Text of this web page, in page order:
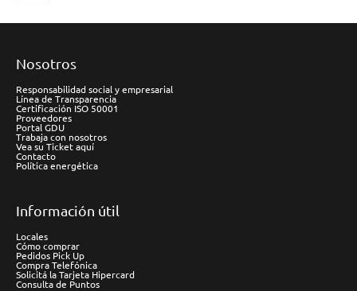
Nosotros
Responsabilidad social y empresarial
Línea de Transparencia
Certificación ISO 50001
Proveedores
Portal GDU
Trabaja con nosotros
Vea su Ticket aquí
Contacto
Política energética
Información útil
Locales
Cómo comprar
Pedidos Pick Up
Compra Telefónica
Solicitá la Tarjeta Hipercard
Consulta de Puntos